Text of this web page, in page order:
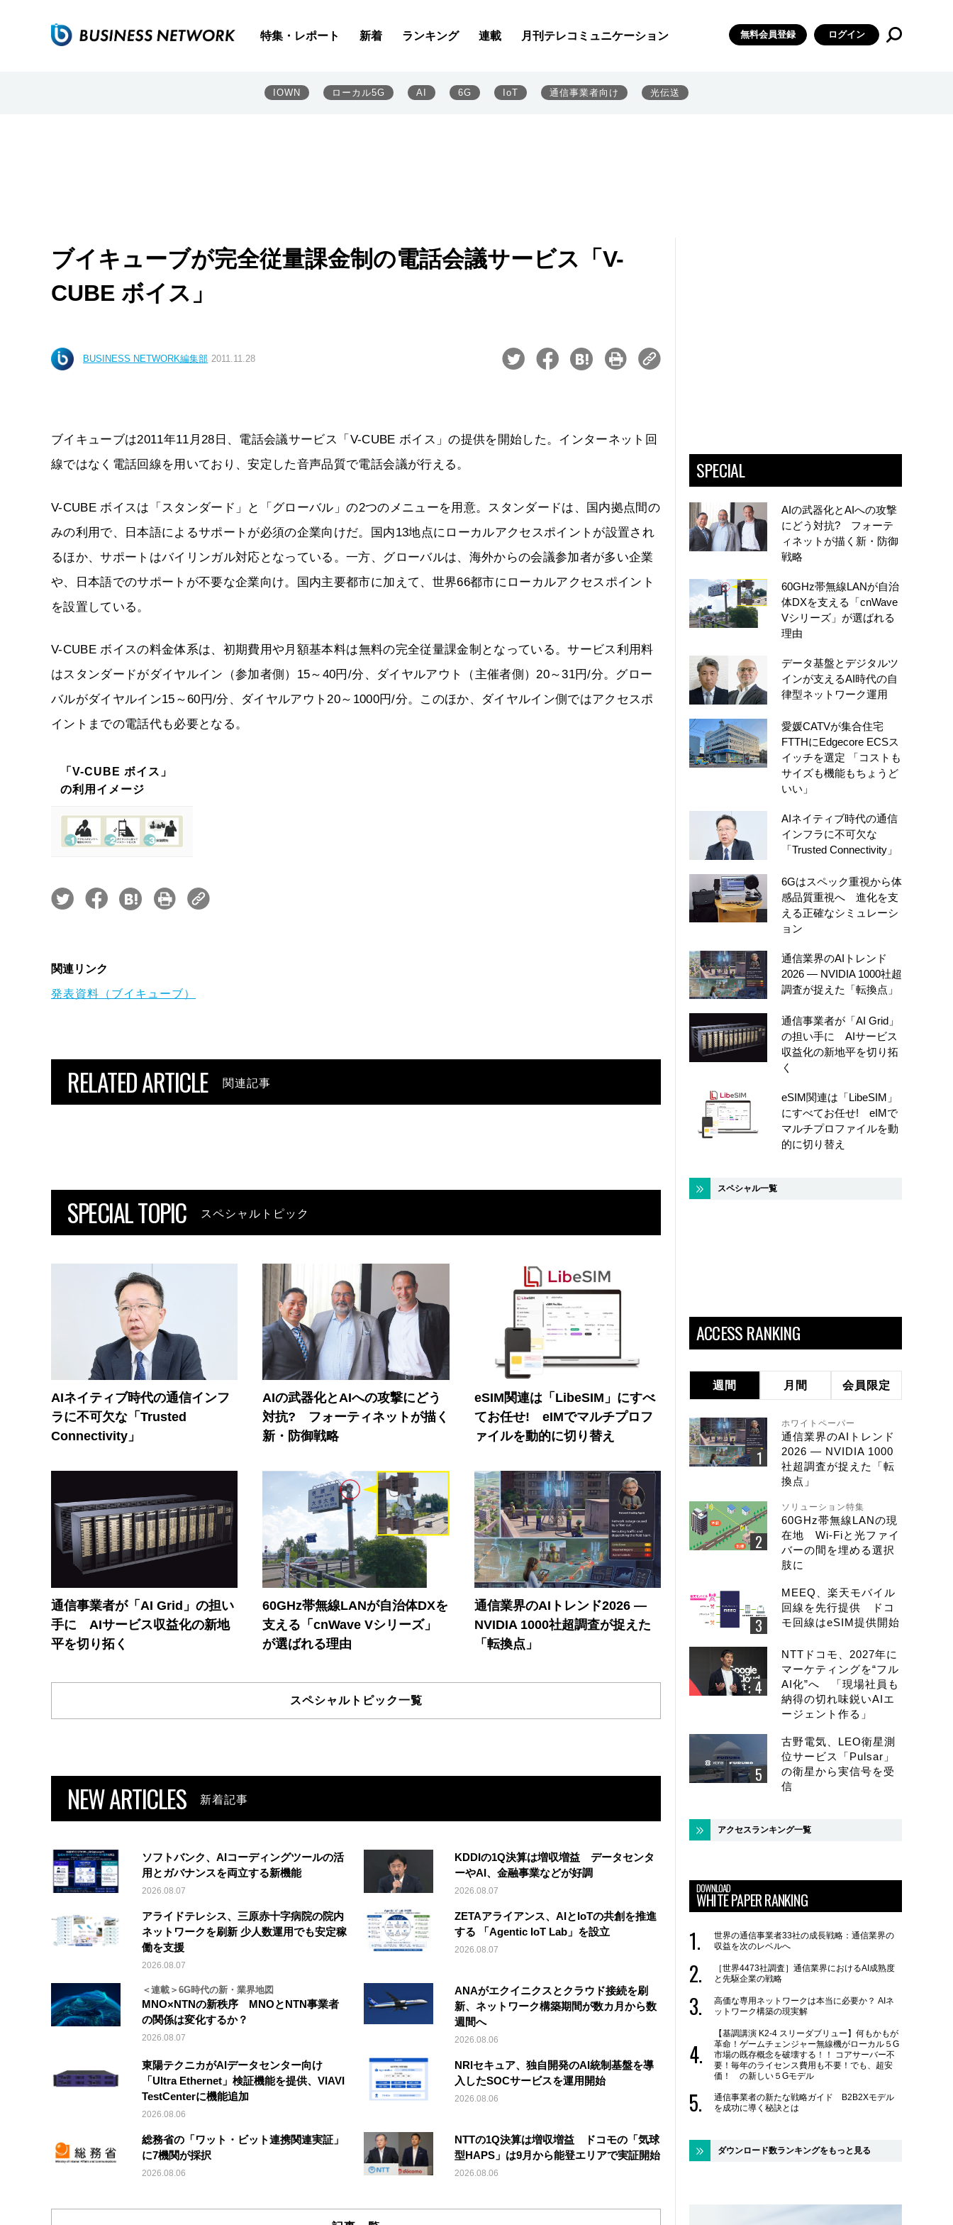
特集・レポート 新着 ランキング 連載 月刊テレコミュニケーション 無料会員登録 ログイン
IOWN ローカル5G AI 6G IoT 通信事業者向け 光伝送
ブイキューブが完全従量課金制の電話会議サービス「V-
CUBE ボイス」
BUSINESS NETWORK編集部 2011.11.28
ブイキューブは2011年11月28日、電話会議サービス「V-CUBE ボイス」の提供を開始した。インターネット回
線ではなく電話回線を用いており、安定した音声品質で電話会議が行える。
V-CUBE ボイスは「スタンダード」と「グローバル」の2つのメニューを用意。スタンダードは、国内拠点間の
みの利用で、日本語によるサポートが必須の企業向けだ。国内13地点にローカルアクセスポイントが設置され
るほか、サポートはバイリンガル対応となっている。一方、グローバルは、海外からの会議参加者が多い企業
や、日本語でのサポートが不要な企業向け。国内主要都市に加えて、世界66都市にローカルアクセスポイント
を設置している。
V-CUBE ボイスの料金体系は、初期費用や月額基本料は無料の完全従量課金制となっている。サービス利用料
はスタンダードがダイヤルイン（参加者側）15～40円/分、ダイヤルアウト（主催者側）20～31円/分。グロー
バルがダイヤルイン15～60円/分、ダイヤルアウト20～1000円/分。このほか、ダイヤルイン側ではアクセスポ
イントまでの電話代も必要となる。
「V-CUBE ボイス」
の利用イメージ
関連リンク
発表資料（ブイキューブ）
RELATED ARTICLE 関連記事
SPECIAL TOPIC スペシャルトピック
AIネイティブ時代の通信インフ
ラに不可欠な「Trusted
Connectivity」
AIの武器化とAIへの攻撃にどう
対抗? フォーティネットが描く
新・防御戦略
eSIM関連は「LibeSIM」にすべ
てお任せ! eIMでマルチプロフ
ァイルを動的に切り替え
通信事業者が「AI Grid」の担い
手に AIサービス収益化の新地
平を切り拓く
60GHz帯無線LANが自治体DXを
支える「cnWave Vシリーズ」
が選ばれる理由
通信業界のAIトレンド2026 ―
NVIDIA 1000社超調査が捉えた
「転換点」
スペシャルトピック一覧
NEW ARTICLES 新着記事
ソフトバンク、AIコーディングツールの活
用とガバナンスを両立する新機能
2026.08.07
KDDIの1Q決算は増収増益 データセンタ
ーやAI、金融事業などが好調
2026.08.07
アライドテレシス、三原赤十字病院の院内
ネットワークを刷新 少人数運用でも安定稼
働を支援
2026.08.07
ZETAアライアンス、AIとIoTの共創を推進
する 「Agentic IoT Lab」を設立
2026.08.07
＜連載＞6G時代の新・業界地図
MNO×NTNの新秩序 MNOとNTN事業者
の関係は変化するか？
2026.08.07
ANAがエクイニクスとクラウド接続を刷
新、ネットワーク構築期間が数カ月から数
週間へ
2026.08.06
東陽テクニカがAIデータセンター向け
「Ultra Ethernet」検証機能を提供、VIAVI
TestCenterに機能追加
2026.08.06
NRIセキュア、独自開発のAI統制基盤を導
入したSOCサービスを運用開始
2026.08.06
総務省の「ワット・ビット連携関連実証」
に7機関が採択
2026.08.06
NTTの1Q決算は増収増益 ドコモの「気球
型HAPS」は9月から能登エリアで実証開始
2026.08.06
SPECIAL
AIの武器化とAIへの攻撃
にどう対抗? フォーテ
ィネットが描く新・防御
戦略
60GHz帯無線LANが自治
体DXを支える「cnWave
Vシリーズ」が選ばれる
理由
データ基盤とデジタルツ
インが支えるAI時代の自
律型ネットワーク運用
愛媛CATVが集合住宅
FTTHにEdgecore ECSス
イッチを選定 「コストも
サイズも機能もちょうど
いい」
AIネイティブ時代の通信
インフラに不可欠な
「Trusted Connectivity」
6Gはスペック重視から体
感品質重視へ 進化を支
える正確なシミュレーシ
ョン
通信業界のAIトレンド
2026 ― NVIDIA 1000社超
調査が捉えた「転換点」
通信事業者が「AI Grid」
の担い手に AIサービス
収益化の新地平を切り拓
く
eSIM関連は「LibeSIM」
にすべてお任せ! eIMで
マルチプロファイルを動
的に切り替え
スペシャル一覧
ACCESS RANKING
週間 月間 会員限定
ホワイトペーパー
通信業界のAIトレンド
2026 ― NVIDIA 1000
社超調査が捉えた「転
換点」
ソリューション特集
60GHz帯無線LANの現
在地 Wi-Fiと光ファイ
バーの間を埋める選択
肢に
MEEQ、楽天モバイル
回線を先行提供 ドコ
モ回線はeSIM提供開始
NTTドコモ、2027年に
マーケティングを“フル
AI化”へ 「現場社員も
納得の切れ味鋭いAIエ
ージェント作る」
古野電気、LEO衛星測
位サービス「Pulsar」
の衛星から実信号を受
信
アクセスランキング一覧
DOWNLOAD
WHITE PAPER RANKING
世界の通信事業者33社の成長戦略：通信業界の
収益を次のレベルへ
［世界4473社調査］通信業界におけるAI成熟度
と先駆企業の戦略
高価な専用ネットワークは本当に必要か？ AIネ
ットワーク構築の現実解
【基調講演 K2-4 スリーダブリュー】何もかもが
革命！ゲームチェンジャー無線機がローカル５G
市場の既存概念を破壊する！！ コアサーバー不
要！毎年のライセンス費用も不要！でも、超安
価！ の新しい５Gモデル
通信事業者の新たな戦略ガイド B2B2Xモデル
を成功に導く秘訣とは
ダウンロード数ランキングをもっと見る